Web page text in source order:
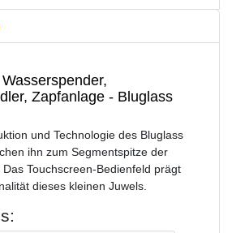
Zapfanlage - Bluglass
und Technologie des Bluglass
ihn zum Segmentspitze der
Touchscreen-Bedienfeld prägt
dieses kleinen Juwels.